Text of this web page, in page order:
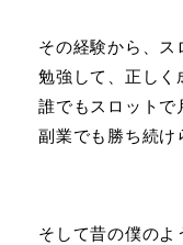
その経験から、ス
勉強して、正しく
誰でもスロットで
副業でも勝ち続け
そして昔の僕のよ